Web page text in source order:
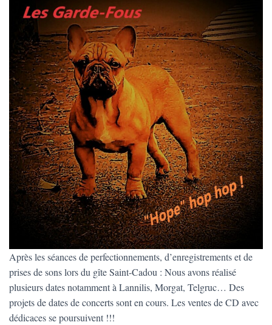
Après les séances de perfectionnements, d’enregistrements et de
prises de sons lors du gîte Saint-Cadou : Nous avons réalisé
plusieurs dates notamment à Lannilis, Morgat, Telgruc… Des
projets de dates de concerts sont en cours. Les ventes de CD avec
dédicaces se poursuivent !!!